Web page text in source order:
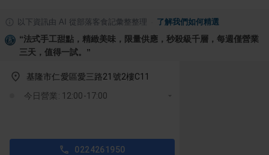
以下資訊由 AI 從部落客食記彙整整理 了解我們如何精選
“法式手工甜點，精緻美味，限量供應，秒殺級千層，每週僅營業
三天，值得一試。 ”
基隆市仁愛區愛三路21號2樓C11
今日營業: 12:00-17:00
0224261950